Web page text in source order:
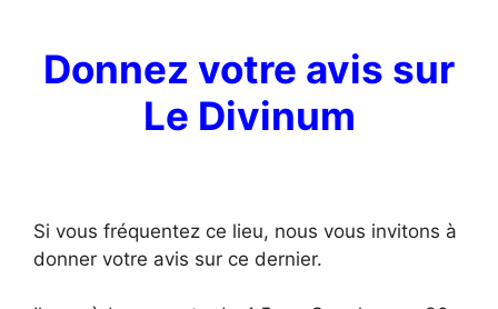
Donnez votre avis sur
Le Divinum
Si vous fréquentez ce lieu, nous vous invitons à
donner votre avis sur ce dernier.